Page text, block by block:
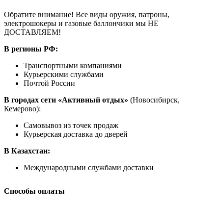
Обратите внимание! Все виды оружия, патроны,
электрошокеры и газовые баллончики мы НЕ
ДОСТАВЛЯЕМ!
В регионы РФ:
Транспортными компаниями
Курьерскими службами
Почтой России
В городах сети «Активный отдых» (Новосибирск,
Кемерово):
Самовывоз из точек продаж
Курьерская доставка до дверей
В Казахстан:
Международными службами доставки
Способы оплаты